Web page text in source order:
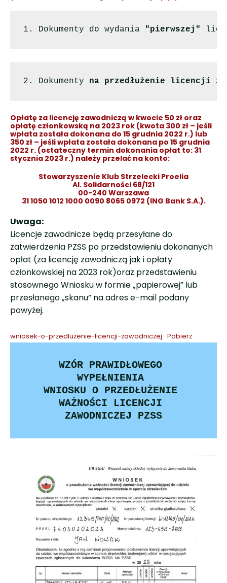
1. Dokumenty do wydania "pierwszej"
2. Dokumenty na przedłużenie licencji
Opłatę za licencję zawodniczą w kwocie 50 zł oraz
opłatę członkowską na 2023 rok (kwota 300 zł – jeśli
wpłata została dokonana do 15 grudnia 2022 r.) lub
350 zł – jeśli wpłata została dokonana po 15 grudnia
2022 r. (ostateczny termin dokonania opłat to: 31
stycznia 2023 r.) należy przelać na konto:
Stowarzyszenie Klub Strzelecki Proelia
Al. Solidarności 68/121
00-240 Warszawa
31 1050 1012 1000 0090 8065 0972 (ING Bank S.A.).
Uwaga:
Licencje zawodnicze będą przesyłane do
zatwierdzenia PZSS po przedstawieniu dokonanych
opłat (za licencję zawodniczą jak i opłaty
członkowskiej na 2023 rok)oraz przedstawieniu
stosownego Wniosku w formie „papierowej” lub
przesłanego „skanu” na adres e-mail podany
powyżej.
wniosek-o-przedluzenie-licencji-zawodniczej Pobierz
WZÓR PRAWIDŁOWEGO
WYPEŁNIENIA
WNIOSKU O PRZEDŁUŻENIE
WAŻNOŚCI LICENCJI
ZAWODNICZEJ PZSS